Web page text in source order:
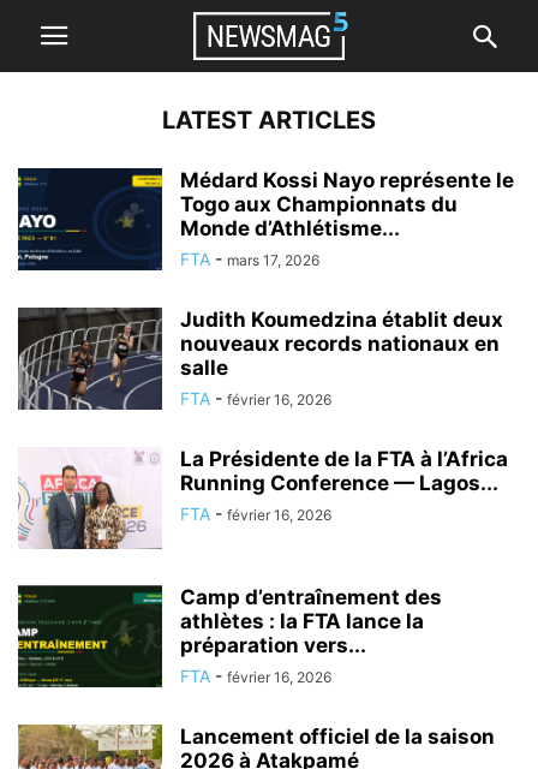
LATEST ARTICLES
Médard Kossi Nayo représente le
Togo aux Championnats du
Monde d’Athlétisme...
FTA - mars 17, 2026
Judith Koumedzina établit deux
nouveaux records nationaux en
salle
FTA - février 16, 2026
La Présidente de la FTA à l’Africa
Running Conference — Lagos...
FTA - février 16, 2026
Camp d’entraînement des
athlètes : la FTA lance la
préparation vers...
FTA - février 16, 2026
Lancement officiel de la saison
2026 à Atakpamé